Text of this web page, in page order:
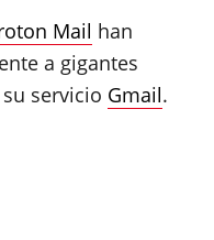
Mail han
a gigantes
servicio Gmail.